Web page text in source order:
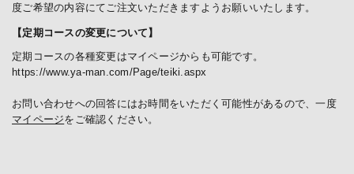
度ご希望の内容にてご注文いただきますようお願いいたします。
【定期コースの変更について】
定期コースの各種変更はマイページからも可能です。
https://www.ya-man.com/Page/teiki.aspx
お問い合わせへの回答にはお時間をいただく可能性があるので、一度
マイページをご確認ください。